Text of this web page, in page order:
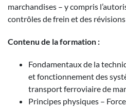
marchandises – y compris
contrôles de frein et des
Contenu de la formation :
Fondamentaux de la
et fonctionnement des
transport ferroviaire de
Principes physiques –